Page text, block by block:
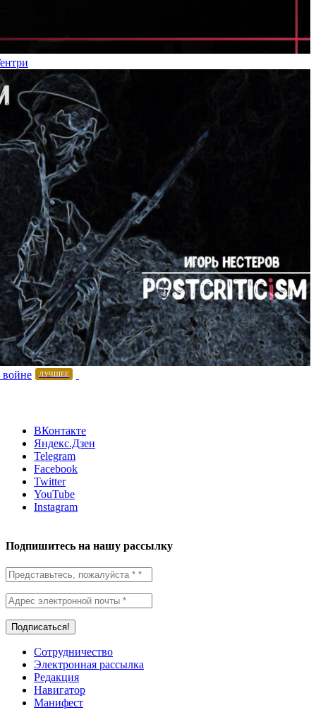
ЛУЧШЕЕ
ВКонтакте
Яндекс.Дзен
Telegram
Facebook
Twitter
YouTube
Instagram
Подпишитесь на нашу рассылку
Сотрудничество
Электронная рассылка
Редакция
Навигатор
Манифест